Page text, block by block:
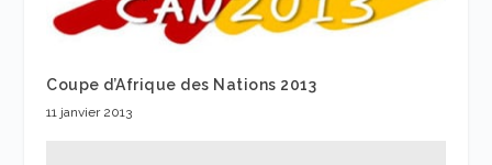
Coupe d’Afrique des Nations 2013
11 janvier 2013